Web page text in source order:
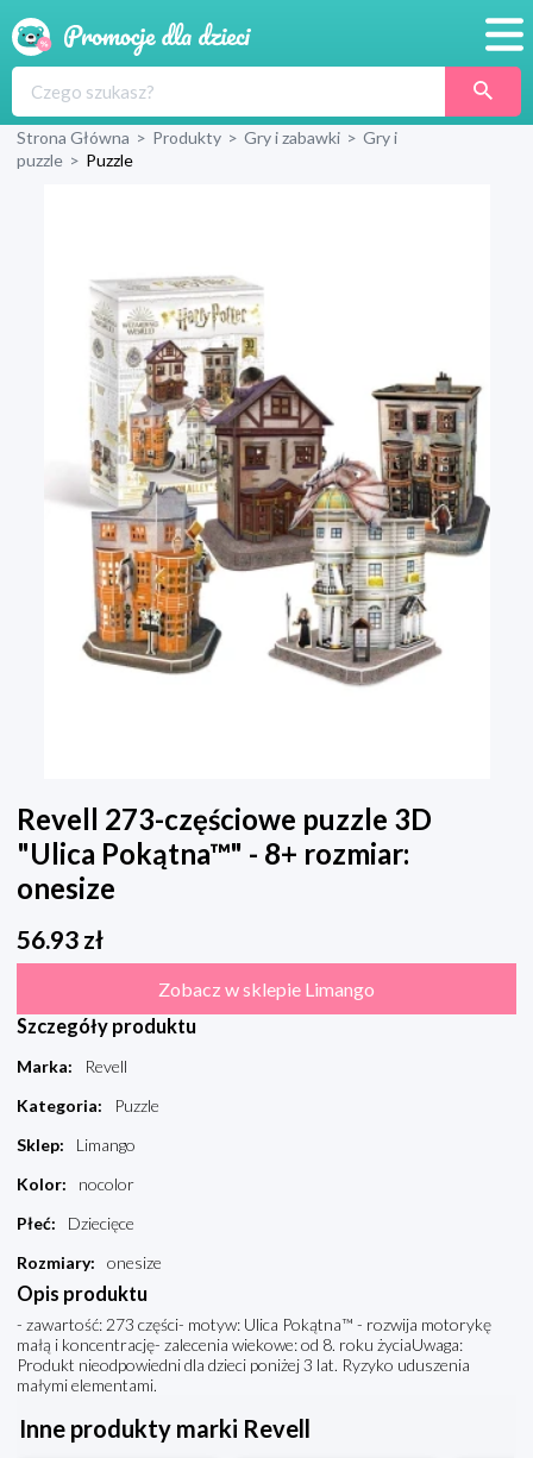
Produkty
Wyprawka
Strona Główna > Produkty > Gry i zabawki > Gry i
puzzle > Puzzle
Revell 273-częściowe puzzle 3D
"Ulica Pokątna™" - 8+ rozmiar:
onesize
56.93 zł
Zobacz w sklepie Limango
Szczegóły produktu
Marka:
Revell
Kategoria:
Puzzle
Sklep:
Limango
Kolor:
nocolor
Płeć:
Dziecięce
Rozmiary: onesize
Opis produktu
- zawartość: 273 części- motyw: Ulica Pokątna™ - rozwija motorykę
małą i koncentrację- zalecenia wiekowe: od 8. roku życiaUwaga:
Produkt nieodpowiedni dla dzieci poniżej 3 lat. Ryzyko uduszenia
małymi elementami.
Inne produkty marki Revell